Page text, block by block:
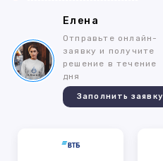
Елена
Отправьте онлайн-
заявку и получите
решение в течение
дня
Заполнить заявку